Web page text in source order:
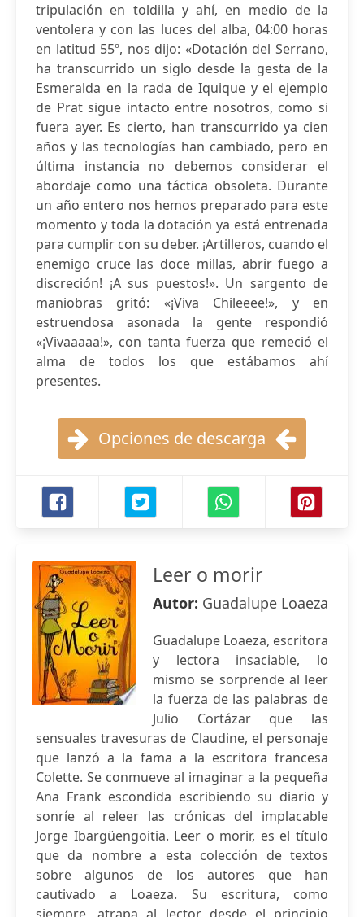
tripulación en toldilla y ahí, en medio de la
ventolera y con las luces del alba, 04:00 horas
en latitud 55º, nos dijo: «Dotación del Serrano,
ha transcurrido un siglo desde la gesta de la
Esmeralda en la rada de Iquique y el ejemplo
de Prat sigue intacto entre nosotros, como si
fuera ayer. Es cierto, han transcurrido ya cien
años y las tecnologías han cambiado, pero en
última instancia no debemos considerar el
abordaje como una táctica obsoleta. Durante
un año entero nos hemos preparado para este
momento y toda la dotación ya está entrenada
para cumplir con su deber. ¡Artilleros, cuando el
enemigo cruce las doce millas, abrir fuego a
discreción! ¡A sus puestos!». Un sargento de
maniobras gritó: «¡Viva Chileeee!», y en
estruendosa asonada la gente respondió
«¡Vivaaaaa!», con tanta fuerza que remeció el
alma de todos los que estábamos ahí
presentes.
Opciones de descarga
Leer o morir
Autor: Guadalupe Loaeza
Guadalupe Loaeza, escritora
y lectora insaciable, lo
mismo se sorprende al leer
la fuerza de las palabras de
Julio Cortázar que las
sensuales travesuras de Claudine, el personaje
que lanzó a la fama a la escritora francesa
Colette. Se conmueve al imaginar a la pequeña
Ana Frank escondida escribiendo su diario y
sonríe al releer las crónicas del implacable
Jorge Ibargüengoitia. Leer o morir, es el título
que da nombre a esta colección de textos
sobre algunos de los autores que han
cautivado a Loaeza. Su escritura, como